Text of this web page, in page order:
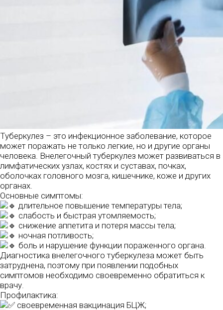
Туберкулез – это инфекционное заболевание, которое
может поражать не только легкие, но и другие органы
человека. Внелегочный туберкулез может развиваться в
лимфатических узлах, костях и суставах, почках,
оболочках головного мозга, кишечнике, коже и других
органах.
Основные симптомы:
длительное повышение температуры тела;
слабость и быстрая утомляемость;
снижение аппетита и потеря массы тела;
ночная потливость;
боль и нарушение функции пораженного органа.
Диагностика внелегочного туберкулеза может быть
затруднена, поэтому при появлении подобных
симптомов необходимо своевременно обратиться к
врачу.
Профилактика:
своевременная вакцинация БЦЖ;